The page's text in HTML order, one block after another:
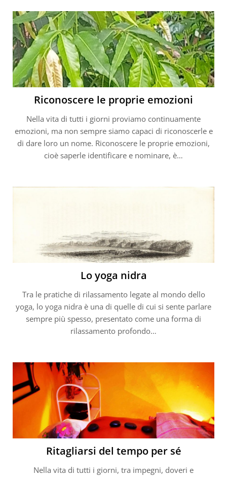
Riconoscere le proprie emozioni
Nella vita di tutti i giorni proviamo continuamente
emozioni, ma non sempre siamo capaci di riconoscerle e
di dare loro un nome. Riconoscere le proprie emozioni,
cioè saperle identificare e nominare, è…
Lo yoga nidra
Tra le pratiche di rilassamento legate al mondo dello
yoga, lo yoga nidra è una di quelle di cui si sente parlare
sempre più spesso, presentato come una forma di
rilassamento profondo…
Ritagliarsi del tempo per sé
Nella vita di tutti i giorni, tra impegni, doveri e